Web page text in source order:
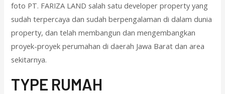
foto PT. FARIZA LAND salah satu developer property yang
sudah terpercaya dan sudah berpengalaman di dalam dunia
property, dan telah membangun dan mengembangkan
proyek-proyek perumahan di daerah Jawa Barat dan area
sekitarnya.
TYPE RUMAH